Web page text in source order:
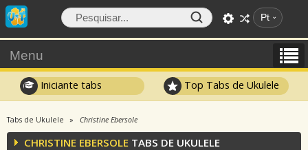
Pt
Menu
Iniciante tabs Top Tabs de Ukulele
Tabs de Ukulele Christine Ebersole
CHRISTINE EBERSOLE TABS DE UKULELE